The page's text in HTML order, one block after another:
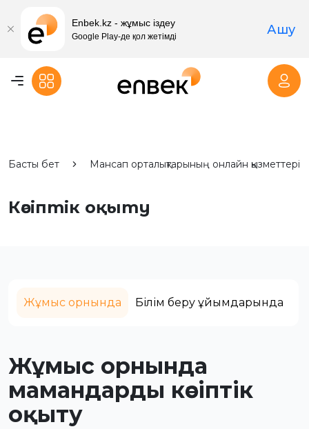
Басты бет Мансап орталықтарының онлайн қызметтері
Кәсіптік оқыту
Жұмыс орнында Білім беру ұйымдарында
Жұмыс орнында
мамандарды кәсіптік
оқыту
Enbek.kz - жұмыс іздеу
Google Play-де қол жетімді Ашу